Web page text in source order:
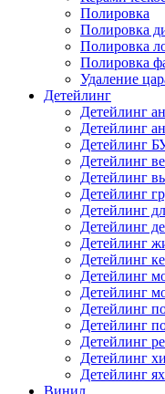
Полировка
Полировка
Полировка
Полировка
Удаление
Детейлинг
Детейлинг
Детейлинг
Детейлинг
Детейлинг
Детейлинг
Детейлинг
Детейлинг
Детейлинг
Детейлинг
Детейлинг
Детейлинг
Детейлинг
Детейлинг
Детейлинг
Детейлинг
Детейлинг
Детейлинг
Винил